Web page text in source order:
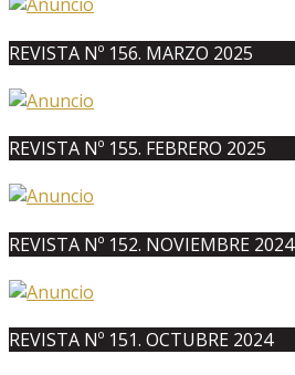
REVISTA Nº 156. MARZO 2025
REVISTA Nº 155. FEBRERO 2025
REVISTA Nº 152. NOVIEMBRE 2024
REVISTA Nº 151. OCTUBRE 2024